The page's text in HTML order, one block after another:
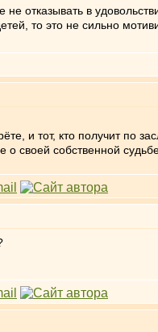
отказывать в
то это не сильно
и тот, кто получит по
своей собственной